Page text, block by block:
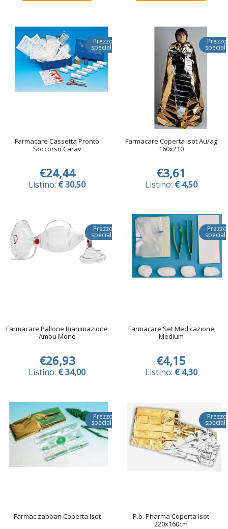
Prezzo
speciale
Farmacare Cassetta Pronto
Soccorso Carav
€24,44
Listino: € 30,50
Prezzo
Farmacare Coperta Isot Au/ag
160x210
€3,61
Listino: € 4,50
Prezzo
speciale
Farmacare Pallone Rianimazione
Ambu Mono
€26,93
Listino: € 34,00
Prezzo
Farmacare Set Medicazione
Medium
€4,15
Listino: € 4,30
Prezzo
speciale
Farmac zabban Coperta Isot
Prezzo
P.b. Pharma Coperta Isot
220x160cm